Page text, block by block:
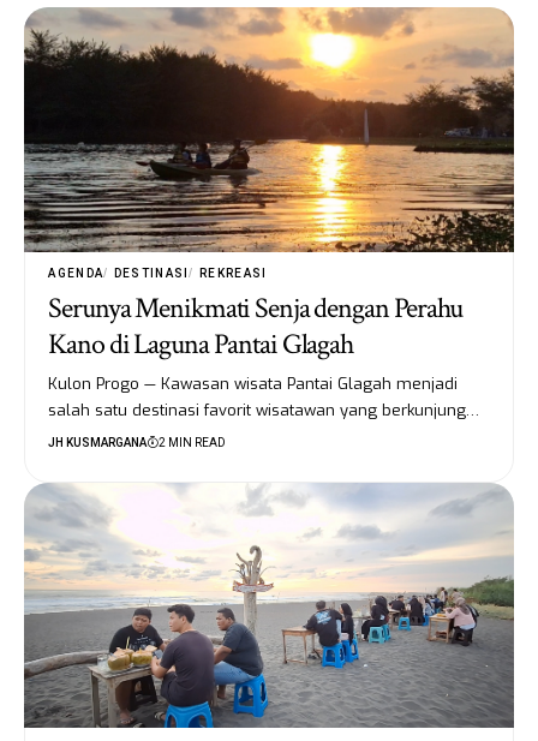
AGENDA DESTINASI REKREASI
Serunya Menikmati Senja dengan Perahu
Kano di Laguna Pantai Glagah
Kulon Progo — Kawasan wisata Pantai Glagah menjadi
salah satu destinasi favorit wisatawan yang berkunjung…
JH KUSMARGANA 2 MIN READ